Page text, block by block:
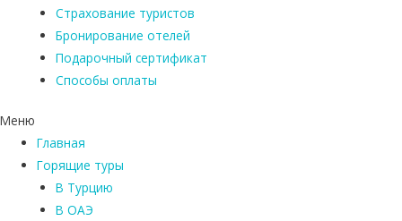
Страхование туристов
Бронирование отелей
Подарочный сертификат
Способы оплаты
Меню
Главная
Горящие туры
В Турцию
В ОАЭ